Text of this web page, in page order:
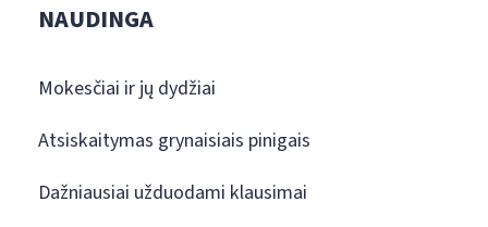
NAUDINGA
Mokesčiai ir jų dydžiai
Atsiskaitymas grynaisiais pinigais
Dažniausiai užduodami klausimai